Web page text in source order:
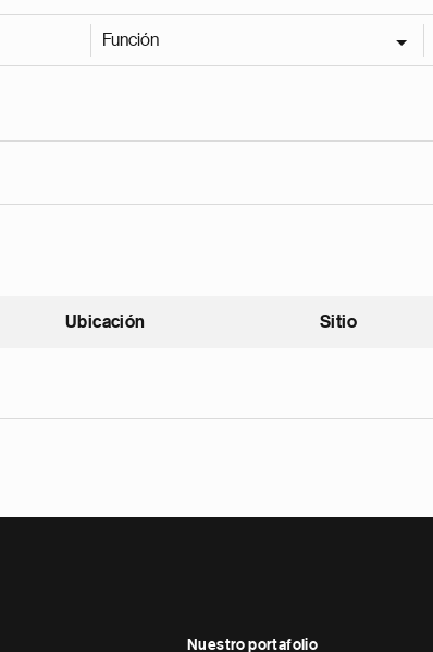
Función
Ubicación Sitio
Nuestro portafolio